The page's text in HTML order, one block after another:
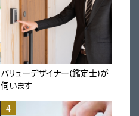
バリューデザイナー(鑑定士)が
伺います
4